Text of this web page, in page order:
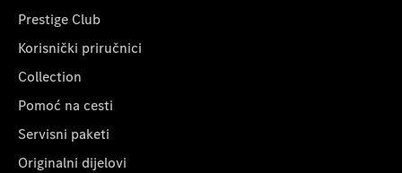
Prestige Club
Korisnički priručnici
Collection
Pomoć na cesti
Servisni paketi
Originalni dijelovi